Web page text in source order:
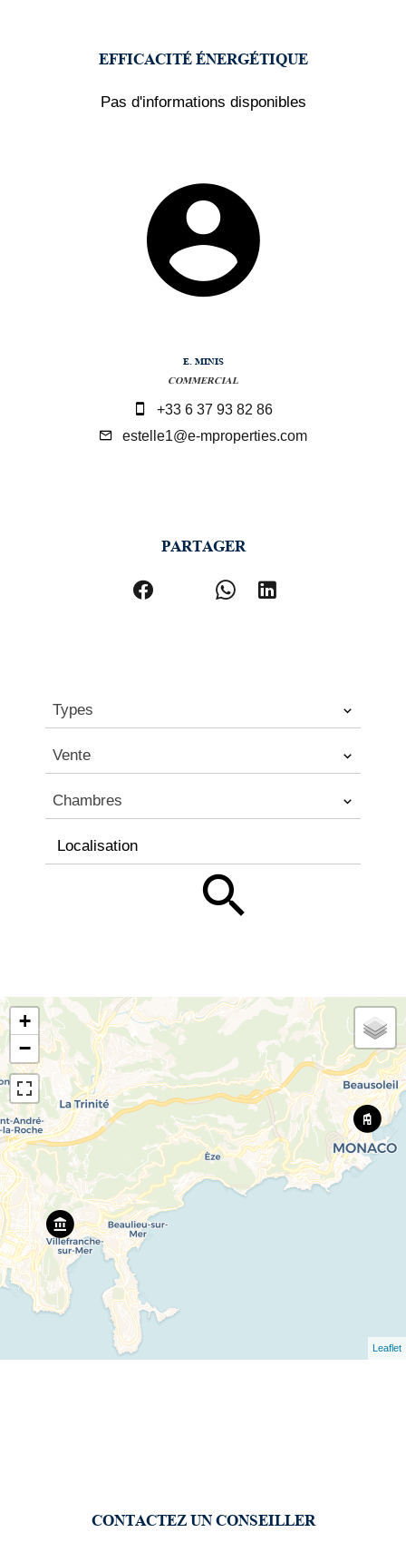
EFFICACITÉ ÉNERGÉTIQUE
Pas d'informations disponibles
E. MINIS
COMMERCIAL
+33 6 37 93 82 86
estelle1@e-mproperties.com
PARTAGER
Types
Vente
Chambres
Localisation
+
−
Leaflet
CONTACTEZ UN CONSEILLER